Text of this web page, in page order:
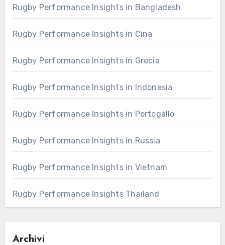
Rugby Performance Insights in Bangladesh
Rugby Performance Insights in Cina
Rugby Performance Insights in Grecia
Rugby Performance Insights in Indonesia
Rugby Performance Insights in Portogallo
Rugby Performance Insights in Russia
Rugby Performance Insights in Vietnam
Rugby Performance Insights Thailand
Archivi